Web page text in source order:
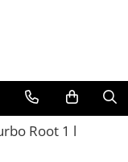
Root 1 l